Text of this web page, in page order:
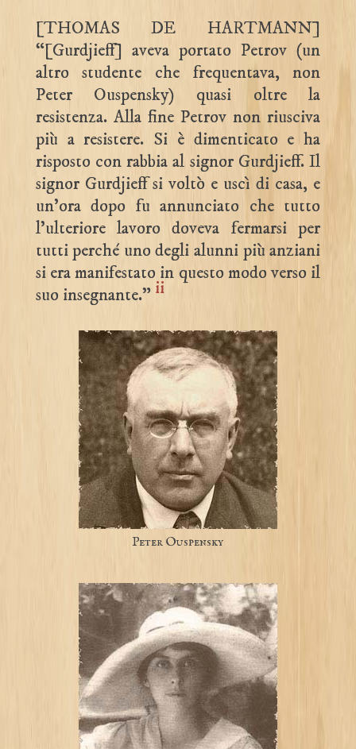
[THOMAS DE HARTMANN]
“[Gurdjieff] aveva portato Petrov (un
altro studente che frequentava, non
Peter Ouspensky) quasi oltre la
resistenza. Alla fine Petrov non riusciva
più a resistere. Si è dimenticato e ha
risposto con rabbia al signor Gurdjieff. Il
signor Gurdjieff si voltò e uscì di casa, e
un’ora dopo fu annunciato che tutto
l’ulteriore lavoro doveva fermarsi per
tutti perché uno degli alunni più anziani
si era manifestato in questo modo verso il
suo insegnante.” ii
Peter Ouspensky